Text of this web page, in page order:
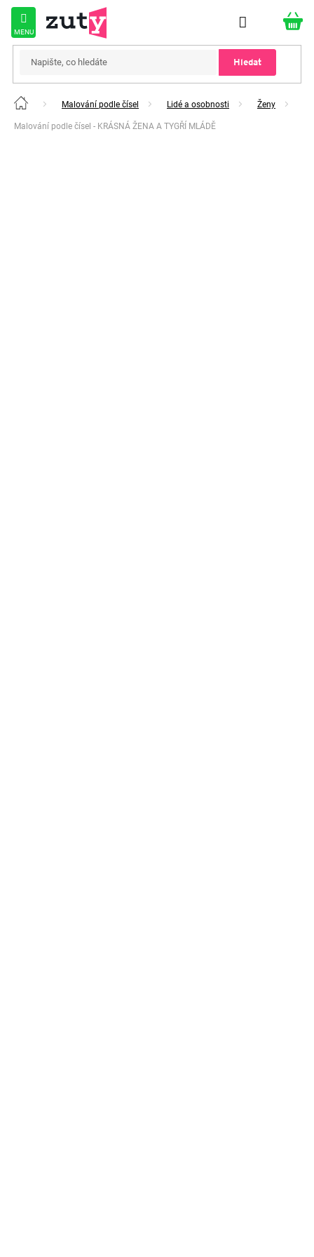
Přejít
obsah
Hledat
Domů Malování podle čísel Lidé a osobnosti Ženy
Malování podle čísel - KRÁSNÁ ŽENA A TYGŘÍ MLÁDĚ